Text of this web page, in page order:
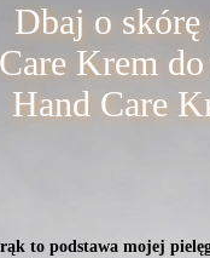
Dbaj o
Care Krem
Hand Care
to podstawa mojej